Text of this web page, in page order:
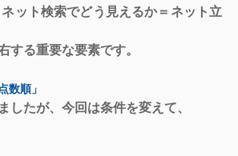
ネット検索でどう見えるか＝ネット立
する重要な要素です。
数順」
したが、今回は条件を変えて、